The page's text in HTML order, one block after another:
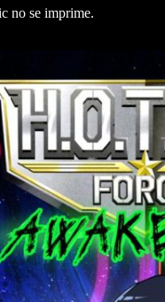
no se imprime.